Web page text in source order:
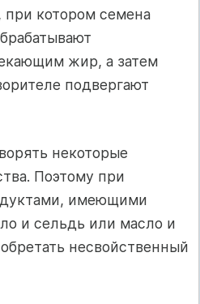
котором семена
жир, а затем
подвергают
некоторые
Поэтому при
имеющими
и сельдь или масло и
несвойственный